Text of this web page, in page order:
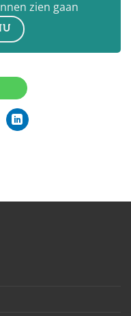
zien gaan